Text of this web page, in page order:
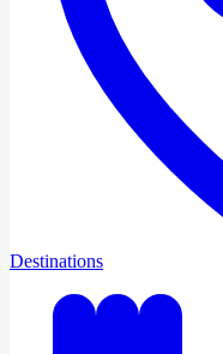
Destinations